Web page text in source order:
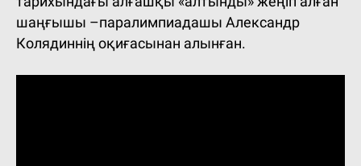
шаңғышы –паралимпиадашы Александр
Колядиннің оқиғасынан алынған.